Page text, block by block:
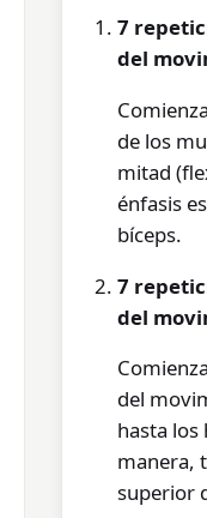
7
del
de los
mitad
énfasis
bíceps.
7
del
del
hasta los
manera,
superior